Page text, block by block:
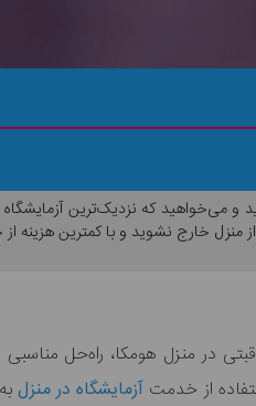
و می‌خواهید که نزدیک‌ترین
منزل خارج نشوید و با کمترین هزینه
در منزل هومکا، راه‌حل مناسبی
از خدمت آزمایشگاه در منزل